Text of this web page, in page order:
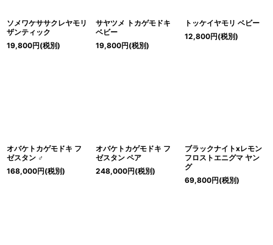
ソメワケササクレヤモリ
ザンティック
19,800円(税別)
サヤツメ トカゲモドキ
ベビー
19,800円(税別)
トッケイヤモリ ベビー
12,800円(税別)
オバケトカゲモドキ フ
ゼスタン ♂
168,000円(税別)
オバケトカゲモドキ フ
ゼスタン ペア
248,000円(税別)
ブラックナイトxレモン
フロストエニグマ ヤン
グ
69,800円(税別)